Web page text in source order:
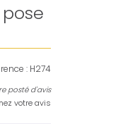
: H274
posté d'avis
votre avis